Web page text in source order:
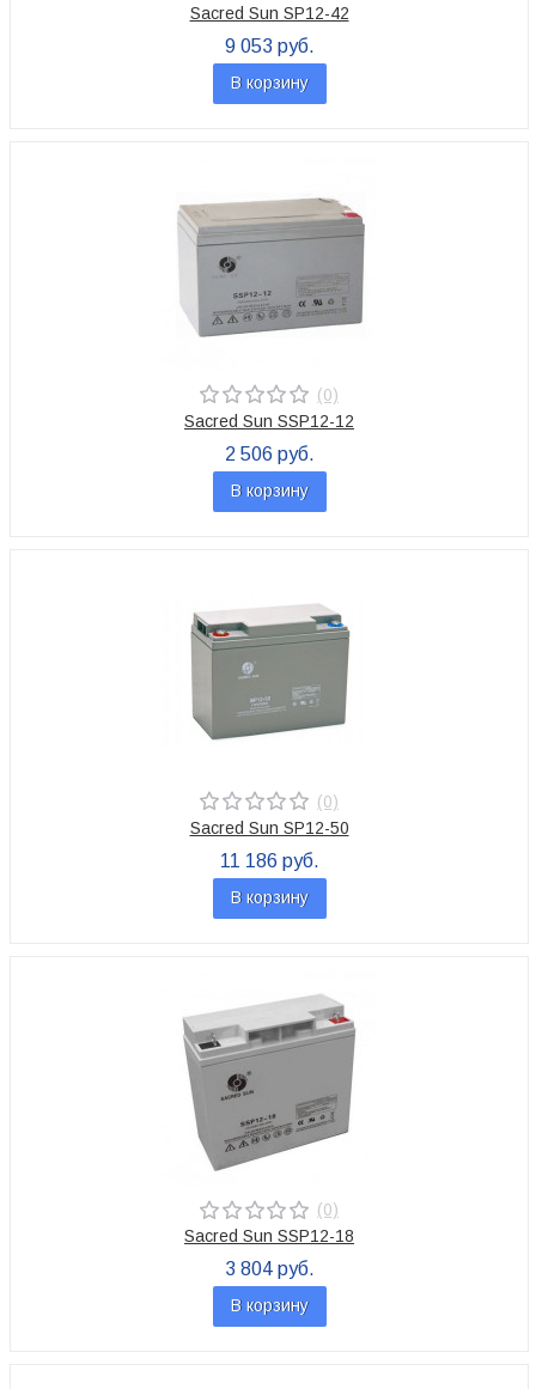
Sacred Sun SP12-42
9 053 руб.
В корзину
(0)
Sacred Sun SSP12-12
2 506 руб.
В корзину
(0)
Sacred Sun SP12-50
11 186 руб.
В корзину
(0)
Sacred Sun SSP12-18
3 804 руб.
В корзину